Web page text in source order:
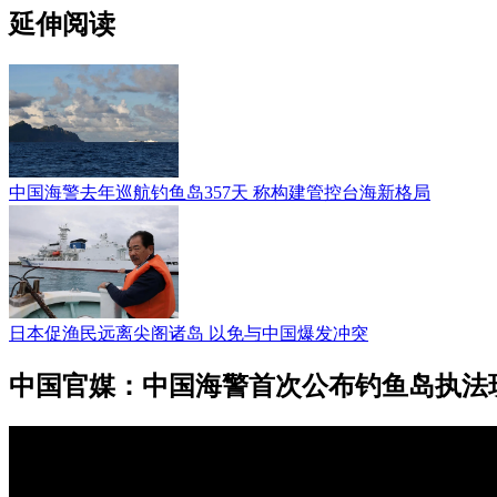
延伸阅读
中国海警去年巡航钓鱼岛357天 称构建管控台海新格局
日本促渔民远离尖阁诸岛 以免与中国爆发冲突
中国官媒：中国海警首次公布钓鱼岛执法